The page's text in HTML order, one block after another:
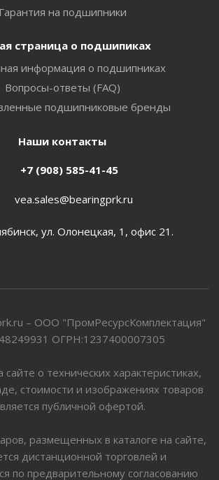
Гарантия на подшипники
страница о подшипиках
информация о подшипниках
Вопросы-ответы (FAQ)
подшипниковые бренды
Наши контакты
+7 (908) 585-41-45
vea.sales@bearingprk.ru
ул. Олонецкая, 1, офис 21.
– ООО "ПромРесурсКомплектация"
ОГРН:1237400007305
о технических характеристиках,
стоимости и изображениях товаров
публичной офертой.
размещенных в каталоге на сайте,
дистанционной торговлей и
по предварительному согласованию